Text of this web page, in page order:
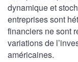
dynamique et
entreprises sont
financiers ne sont
variations de
américaines.